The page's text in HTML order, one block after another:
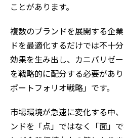
ことがあります。
複数のブランドを展開する企
ドを最適化するだけでは不十
効果を生み出し、カニバリゼ
を戦略的に配分する必要があ
ポートフォリオ戦略」です。
市場環境が急速に変化する中
ンドを「点」ではなく「面」